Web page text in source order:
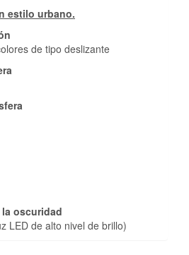
estilo urbano.
de tipo deslizante
oscuridad
LED de alto nivel de brillo)